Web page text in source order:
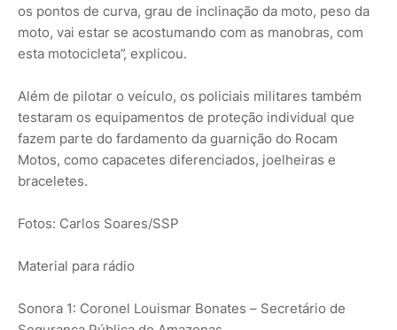
os pontos de curva, grau de inclinação da moto, peso da
moto, vai estar se acostumando com as manobras, com
esta motocicleta”, explicou.
Além de pilotar o veículo, os policiais militares também
testaram os equipamentos de proteção individual que
fazem parte do fardamento da guarnição do Rocam
Motos, como capacetes diferenciados, joelheiras e
braceletes.
Fotos: Carlos Soares/SSP
Material para rádio
Sonora 1: Coronel Louismar Bonates – Secretário de